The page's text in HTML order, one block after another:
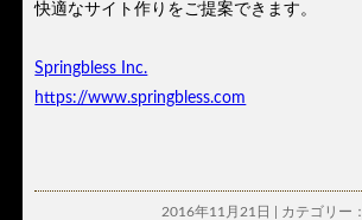
快適なサイト作りをご提案できます。
Springbless Inc.
https://www.springbless.com
2016年11月21日 | カテゴリー：